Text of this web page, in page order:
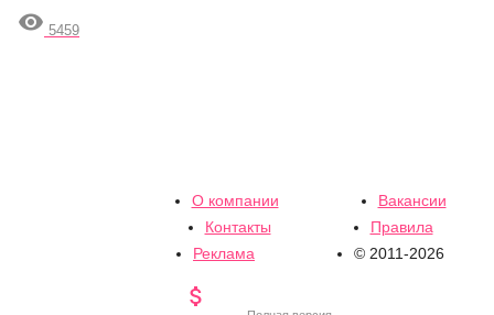
 5459
О компании
Вакансии
Контакты
Правила
Реклама
© 2011-2026
